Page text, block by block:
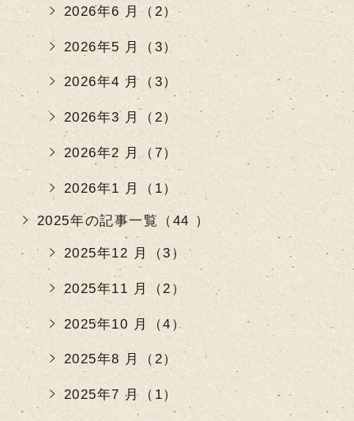
2026年6 月（2）
2026年5 月（3）
2026年4 月（3）
2026年3 月（2）
2026年2 月（7）
2026年1 月（1）
2025年の記事一覧（44 ）
2025年12 月（3）
2025年11 月（2）
2025年10 月（4）
2025年8 月（2）
2025年7 月（1）